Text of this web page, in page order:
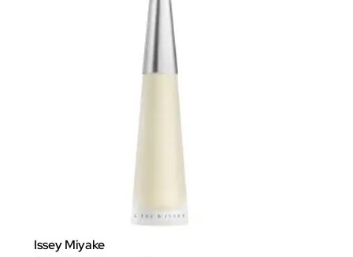
Issey Miyake